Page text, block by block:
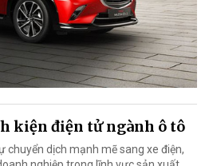
kiện điện tử ngành ô tô
chuyển dịch mạnh mẽ sang xe điện,